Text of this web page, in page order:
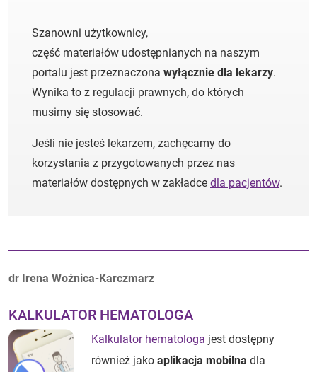
Szanowni użytkownicy,
część materiałów udostępnianych na naszym
portalu jest przeznaczona wyłącznie dla lekarzy.
Wynika to z regulacji prawnych, do których
musimy się stosować.
Jeśli nie jesteś lekarzem, zachęcamy do
korzystania z przygotowanych przez nas
materiałów dostępnych w zakładce dla pacjentów.
Autorzy:
dr Irena Woźnica-Karczmarz
KALKULATOR HEMATOLOGA
Kalkulator hematologa jest dostępny
również jako aplikacja mobilna dla